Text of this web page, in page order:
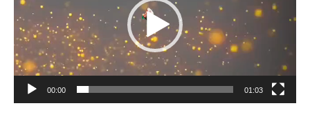
00:00 01:03